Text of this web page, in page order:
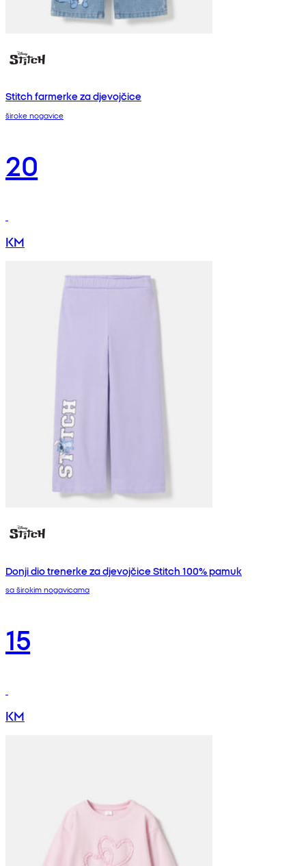
Stitch farmerke za djevojčice
široke nogavice
20
KM
Donji dio trenerke za djevojčice Stitch 100% pamuk
sa širokim nogavicama
15
KM